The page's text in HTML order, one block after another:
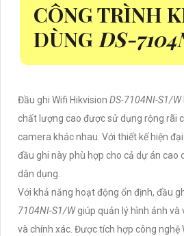
CÔNG TRÌNH
DÙNG DS-
Đầu ghi Wifi Hikvision DS-7104NI-S1/W
chất lượng cao được sử dụng rộng rãi
camera khác nhau. Với thiết kế hiện
đầu ghi này phù hợp cho cả dự án cao
dân dụng.
Với khả năng hoạt động ổn định, đầu
7104NI-S1/Wgiúp quản lý hình ảnh và
và chính xác. Được tích hợp công nghệ